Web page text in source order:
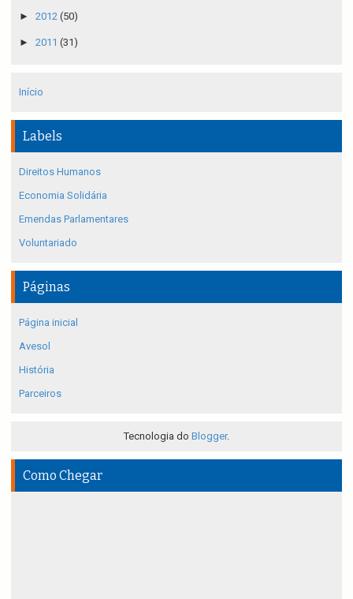
► 2012 (50)
► 2011 (31)
Início
Labels
Direitos Humanos
Economia Solidária
Emendas Parlamentares
Voluntariado
Páginas
Página inicial
Avesol
História
Parceiros
Tecnologia do Blogger.
Como Chegar